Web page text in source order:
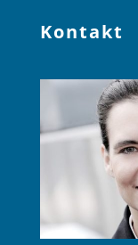
Kontakt